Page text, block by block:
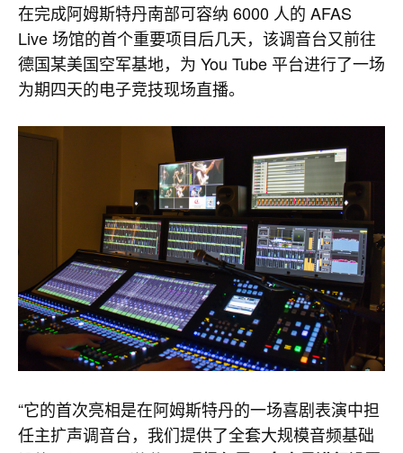
在完成阿姆斯特丹南部可容纳 6000 人的 AFAS
Live 场馆的首个重要项目后几天，该调音台又前往
德国某美国空军基地，为 You Tube 平台进行了一场
为期四天的电子竞技现场直播。
“它的首次亮相是在阿姆斯特丹的一场喜剧表演中担
任主扩声调音台，我们提供了全套大规模音频基础